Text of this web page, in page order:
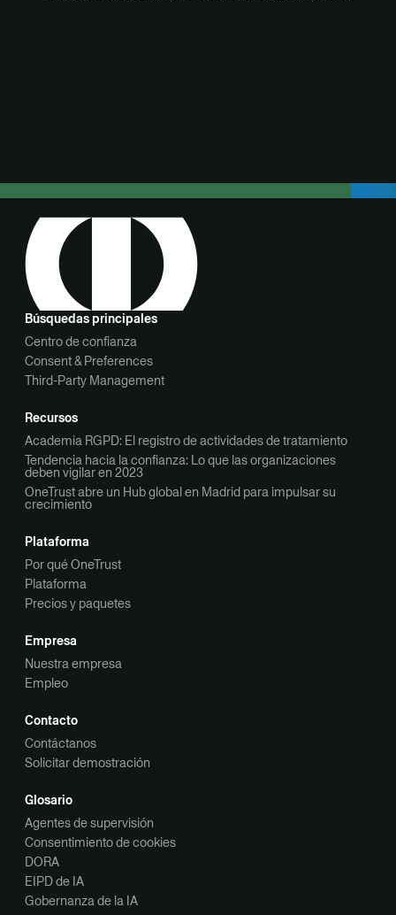
Búsquedas principales
Centro de confianza
Consent & Preferences
Third-Party Management
Recursos
Academia RGPD: El registro de actividades de tratamiento
Tendencia hacia la confianza: Lo que las organizaciones
deben vigilar en 2023
OneTrust abre un Hub global en Madrid para impulsar su
crecimiento
Plataforma
Por qué OneTrust
Plataforma
Precios y paquetes
Empresa
Nuestra empresa
Empleo
Contacto
Contáctanos
Solicitar demostración
Glosario
Agentes de supervisión
Consentimiento de cookies
DORA
EIPD de IA
Gobernanza de la IA